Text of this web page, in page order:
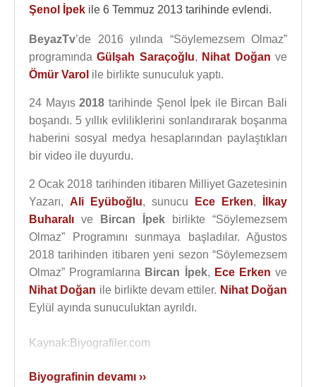
Şenol İpek ile 6 Temmuz 2013 tarihinde evlendi.
BeyazTv’de 2016 yılında “Söylemezsem Olmaz”
programındaGülşah Saraçoğlu, Nihat Doğan ve
Ömür Varol ile birlikte sunuculuk yaptı.
24 Mayıs2018 tarihinde Şenol İpek ile Bircan Bali
boşandı. 5 yıllık evliliklerini sonlandırarak boşanma
haberini sosyal medya hesaplarından paylaştıkları
bir video ile duyurdu.
2 Ocak 2018 tarihinden itibaren Milliyet Gazetesinin
Yazarı, Ali Eyüboğlu, sunucu Ece Erken,
İlkay
Buharalı ve Bircan İpek birlikte “Söylemezsem
Olmaz” Programını sunmaya başladılar. Ağustos
2018 tarihinden itibaren yeni sezon “Söylemezsem
Olmaz” Programlarına Bircan İpek, Ece Erken ve
Nihat Doğan ile birlikte devam ettiler. Nihat Doğan
Eylül ayında sunuculuktan ayrıldı.
Kaynak:Biyografiler.com
Biyografinin devamı ››